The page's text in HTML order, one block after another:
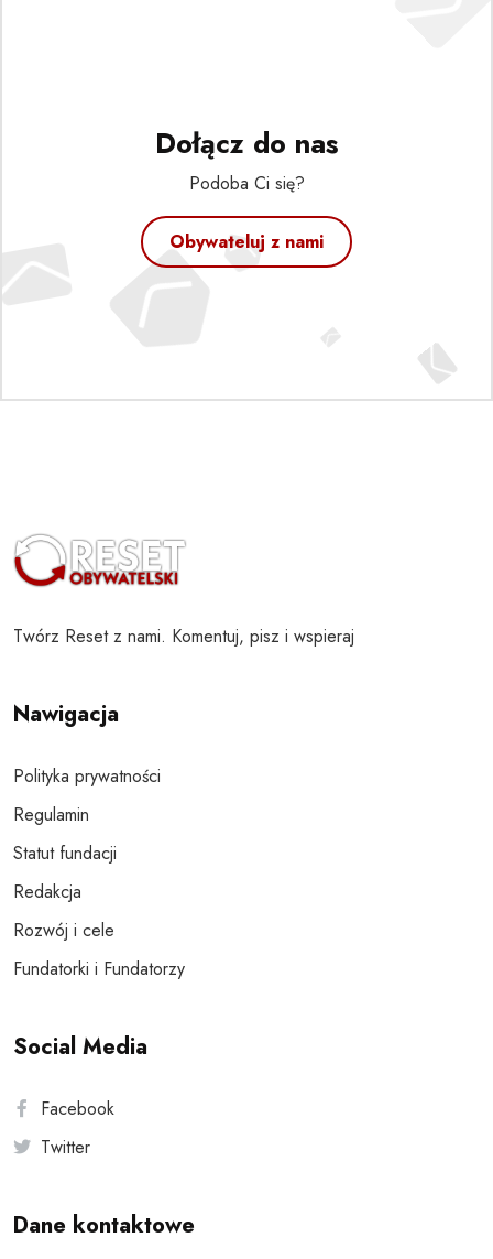
Dołącz do nas
Podoba Ci się?
Obywateluj z nami
Twórz Reset z nami. Komentuj, pisz i wspieraj
Nawigacja
Polityka prywatności
Regulamin
Statut fundacji
Redakcja
Rozwój i cele
Fundatorki i Fundatorzy
Social Media
Facebook
Twitter
Dane kontaktowe